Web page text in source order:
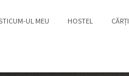
UL MEU HOSTEL CĂRȚI